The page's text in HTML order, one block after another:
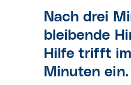
Nach drei
bleibende
Hilfe trifft
Minuten ein.